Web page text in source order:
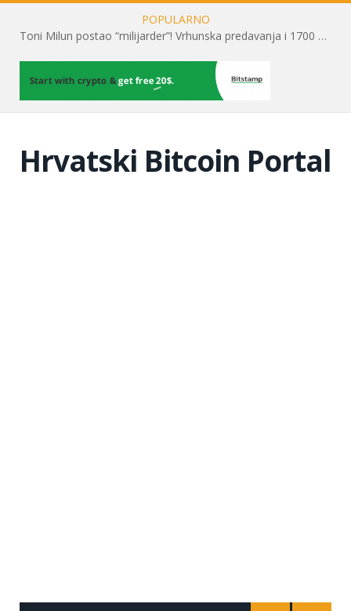
POPULARNO
Toni Milun postao “milijarder”! Vrhunska predavanja i 1700 posjetitelja obilježili su mjesec financijske pismenosti
Hrvatski Bitcoin Portal